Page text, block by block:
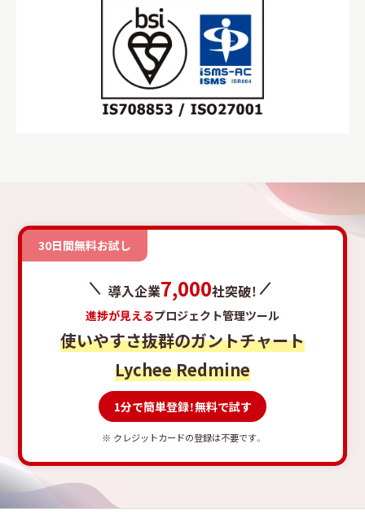
30日間無料お試し
導入企業7,000社突破！
進捗が見えるプロジェクト管理ツール
使いやすさ抜群のガントチャート
Lychee Redmine
1分で簡単登録！無料で試す
※ クレジットカードの登録は不要です。